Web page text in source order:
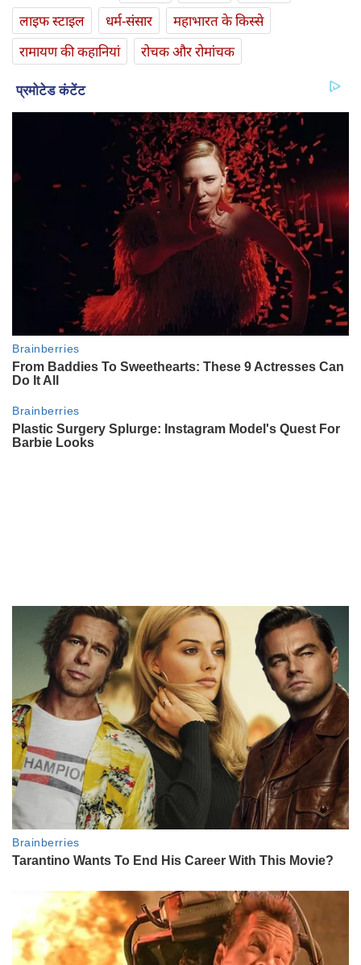
लाइफ स्‍टाइल धर्म-संसार
महाभारत के किस्से
रामायण की कहानियां
रोचक और रोमांचक